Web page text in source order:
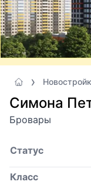
Симона
Бровары
Статус
Класс